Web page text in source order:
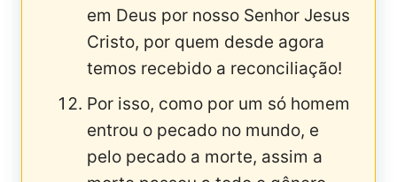
em Deus por nosso Senhor Jesus
Cristo, por quem desde agora
temos recebido a reconciliação!
Por isso, como por um só homem
entrou o pecado no mundo, e
pelo pecado a morte, assim a